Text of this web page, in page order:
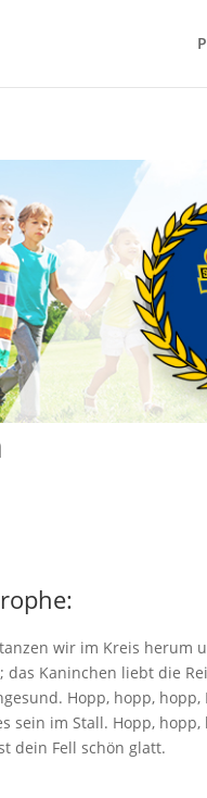
wir im Kreis herum
das Kaninchen liebt die
Hopp, hopp,
sein im Stall. Hopp,
dein Fell schön glatt.